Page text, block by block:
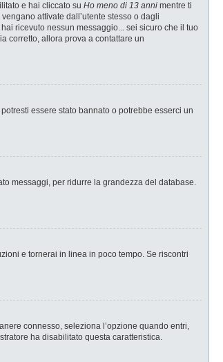
e hai cliccato su Ho meno di 13 anni mentre ti
attivate dall’utente stesso o dagli
ricevuto nessun messaggio... sei sicuro che il tuo
corretto, allora prova a contattare un
essere stato bannato o potrebbe esserci un
messaggi, per ridurre la grandezza del database.
e tornerai in linea in poco tempo. Se riscontri
connesso, seleziona l’opzione quando entri,
ha disabilitato questa caratteristica.